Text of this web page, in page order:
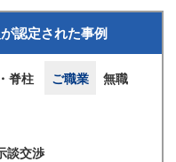
認定された事例
脊柱 ご職業
無職
談交渉